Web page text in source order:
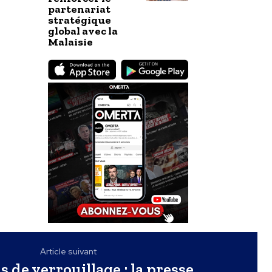
partenariat
stratégique
global avec la
Malaisie
Article suivant